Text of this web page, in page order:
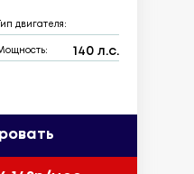
Тип двигателя:
140 л.с.